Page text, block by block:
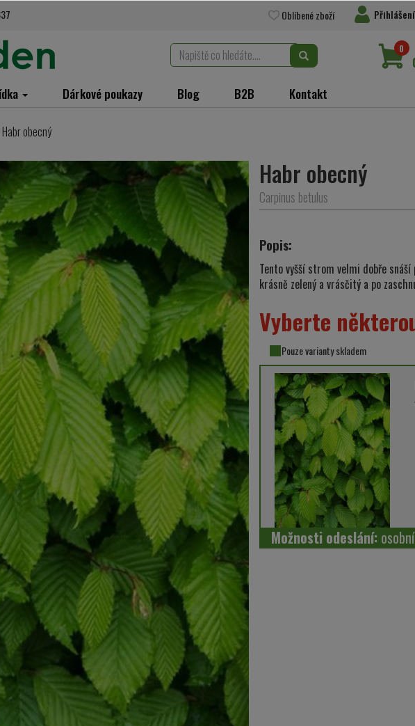
Oblíbené zboží Přihlášení
0
Dárkové poukazy Blog B2B Kontakt
Habr obecný
Habr obecný
Carpinus betulus
Popis:
Tento vyšší strom velmi dobře
krásně zelený a vrásčitý a po
Vyberte
Pouze varianty skladem
Možnosti odeslání: